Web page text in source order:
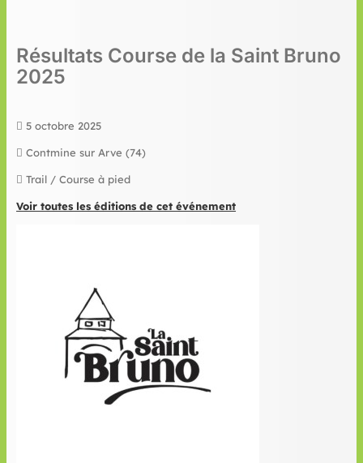
Résultats Course de la Saint Bruno
2025
5 octobre 2025
Contmine sur Arve (74)
Trail / Course à pied
Voir toutes les éditions de cet événement